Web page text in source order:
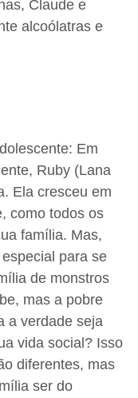
Claude e
alcoólatras e
Em
Ruby (Lana
Ela cresceu em
como todos os
família. Mas,
para se
de monstros
mas a pobre
a verdade seja
vida social? Isso
diferentes, mas
ser do